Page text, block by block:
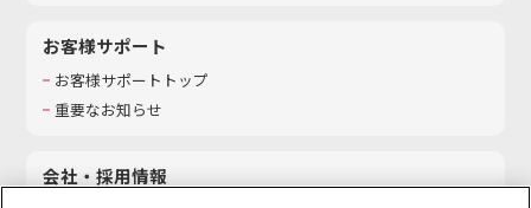
お客様サポート
お客様サポートトップ
重要なお知らせ
会社・採用情報